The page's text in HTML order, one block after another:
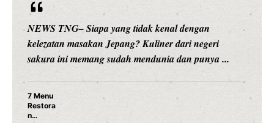
NEWS TNG– Siapa sangka, dua nama besar di
hiburan, Nunung Srimulat dan Vicky Prasetyo,
merambah dunia kuliner dengan ...
Nunung Srimulat & Vicky Prasetyo Buka
Rahasia Mami Bikin Nagih!